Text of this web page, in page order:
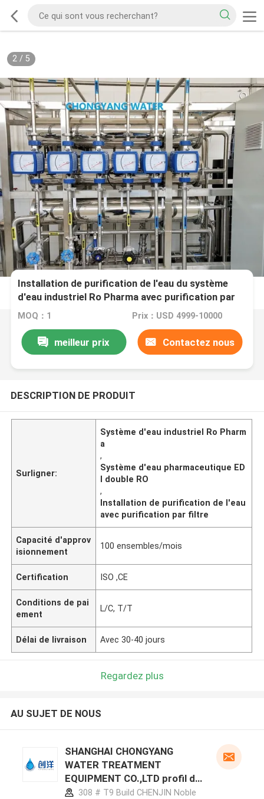
2/ 5
Installation de purification de l'eau du système
d'eau industriel Ro Pharma avec purification par
filtre
MOQ：1 Prix：USD 4999-10000
meilleur prix Contactez nous
DESCRIPTION DE PRODUIT
Surligner:
Système d'eau industriel Ro Pharm
a
,
Système d'eau pharmaceutique ED
I double RO
,
Installation de purification de l'eau
avec purification par filtre
Capacité d'approv
isionnement
100 ensembles/mois
Certification ISO ,CE
Conditions de pai
ement
L/C, T/T
Délai de livraison Avec 30-40 jours
Regardez plus
AU SUJET DE NOUS
SHANGHAI CHONGYANG
WATER TREATMENT
EQUIPMENT CO.,LTD profil du
fabricant
308 # T9 Build CHENJIN Noble